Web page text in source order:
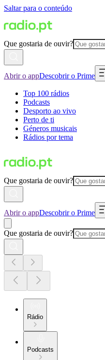
Saltar para o conteúdo
Que gostaria de ouvir?
Abrir o appDescobrir o Prime
Top 100 rádios
Podcasts
Desporto ao vivo
Perto de ti
Géneros musicais
Rádios por tema
Que gostaria de ouvir?
Abrir o appDescobrir o Prime
Que gostaria de ouvir?
Rádio
Podcasts